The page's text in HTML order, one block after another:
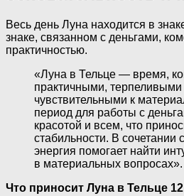
Весь день Луна находится в
знаке, связанном с деньгами,
практичностью.
«Луна в Тельце — время,
практичными, терпеливыми
чувствительными к
период для работы с
красотой и всем, что
стабильности. В сочетании
энергия помогает найти
в материальных вопросах».
Что приносит Луна в Тельце